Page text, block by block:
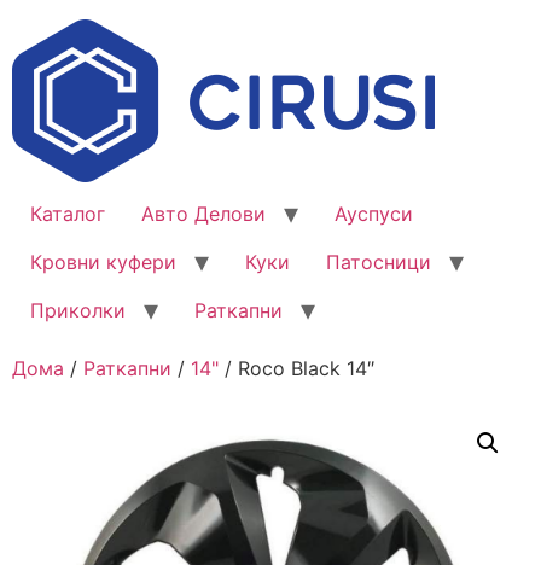
Каталог Авто Делови
Ауспуси
Кровни куфери
Куки
Патосници
Приколки
Раткапни
Дома / Раткапни / 14" / Roco Black 14″